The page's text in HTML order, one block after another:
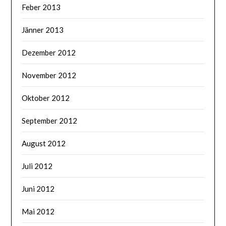
Feber 2013
Jänner 2013
Dezember 2012
November 2012
Oktober 2012
September 2012
August 2012
Juli 2012
Juni 2012
Mai 2012